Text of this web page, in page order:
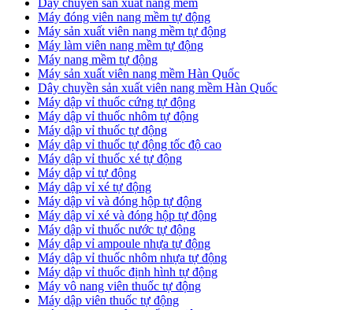
​Dây chuyền sản xuất nang mềm
Máy đóng viên nang mềm tự động
​Máy sản xuất viên nang mềm tự động
Máy làm viên nang mềm tự động
Máy nang mềm tự động
​Máy sản xuất viên nang mềm Hàn Quốc
​Dây chuyền sản xuất viên nang mềm Hàn Quốc
Máy dập vỉ thuốc cứng tự động
Máy dập vỉ thuốc nhôm tự động
Máy dập vỉ thuốc tự động​
​Máy dập vỉ thuốc tự động tốc độ cao
Máy dập vỉ thuốc xé tự động
​Máy dập vỉ tự động
​Máy dập vỉ xé tự động
​Máy dập vỉ và đóng hộp tự động
​Máy dập vỉ xé và đóng hộp tự động
​Máy dập vỉ thuốc nước tự động
Máy dập vỉ ampoule nhựa tự động
Máy dập vỉ thuốc nhôm nhựa tự động
Máy dập vỉ thuốc định hình tự động
Máy vô nang viên thuốc tự động
Máy dập viên thuốc tự động